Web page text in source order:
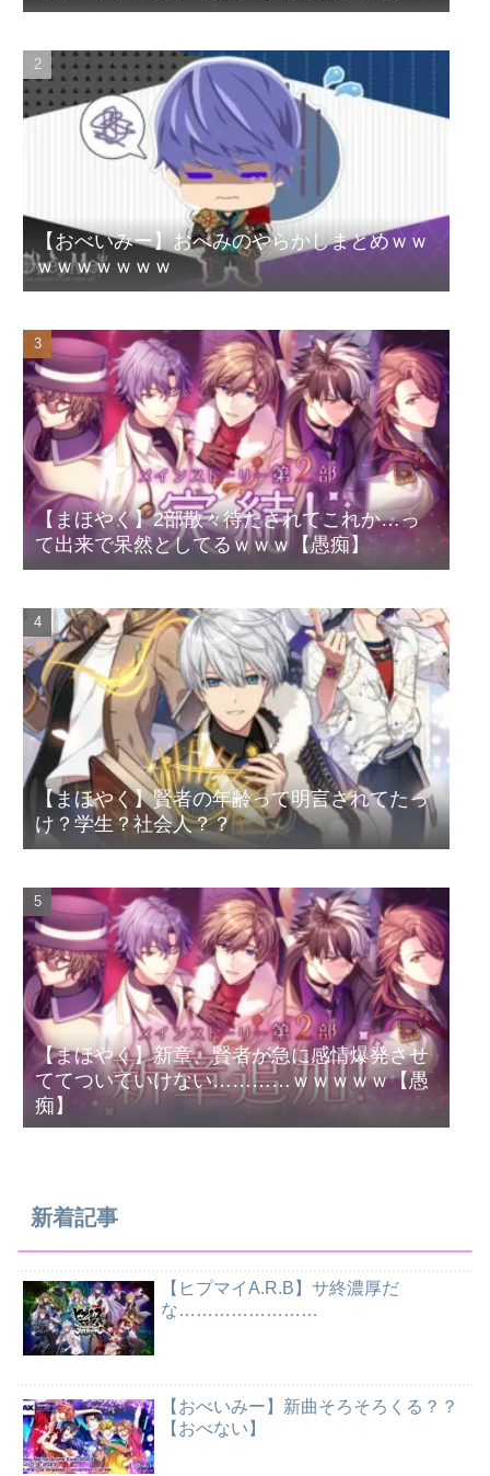
【おべいみー】おべみのやらかしまとめｗｗ
ｗｗｗｗｗｗｗ
【まほやく】2部散々待たされてこれか…っ
て出来で呆然としてるｗｗｗ【愚痴】
【まほやく】賢者の年齢って明言されてたっ
け？学生？社会人？？
【まほやく】新章、賢者が急に感情爆発させ
ててついていけない…………ｗｗｗｗｗ【愚
痴】
新着記事
【ヒプマイA.R.B】サ終濃厚だ
な……………………
【おべいみー】新曲そろそろくる？？
【おべない】